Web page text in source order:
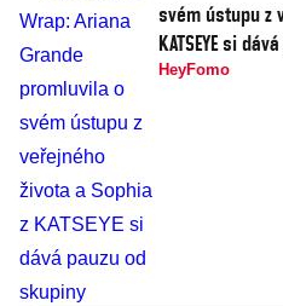
svém ústupu z
KATSEYE si
HeyFomo